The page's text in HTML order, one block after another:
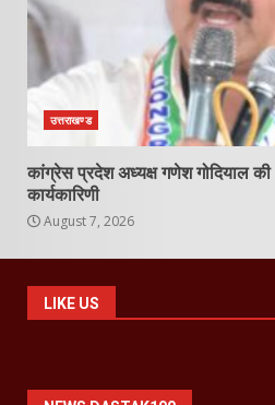
उत्तराखण्ड
कांग्रेस प्रदेश अध्यक्ष गणेश गोदियाल की
कार्यकारिणी
August 7, 2026
LIKE US